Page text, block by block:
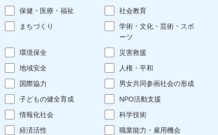
保健・医療・福祉
社会教育
まちづくり
学術・文化・芸術・スポ
ーツ
環境保全
災害救援
地域安全
人権・平和
国際協力
男女共同参画社会の形成
子どもの健全育成
NPO活動支援
情報化社会
科学技術
経済活性
職業能力・雇用機会